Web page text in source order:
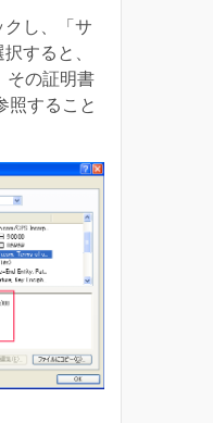
し、「サ
すると、
その証明書
照すること